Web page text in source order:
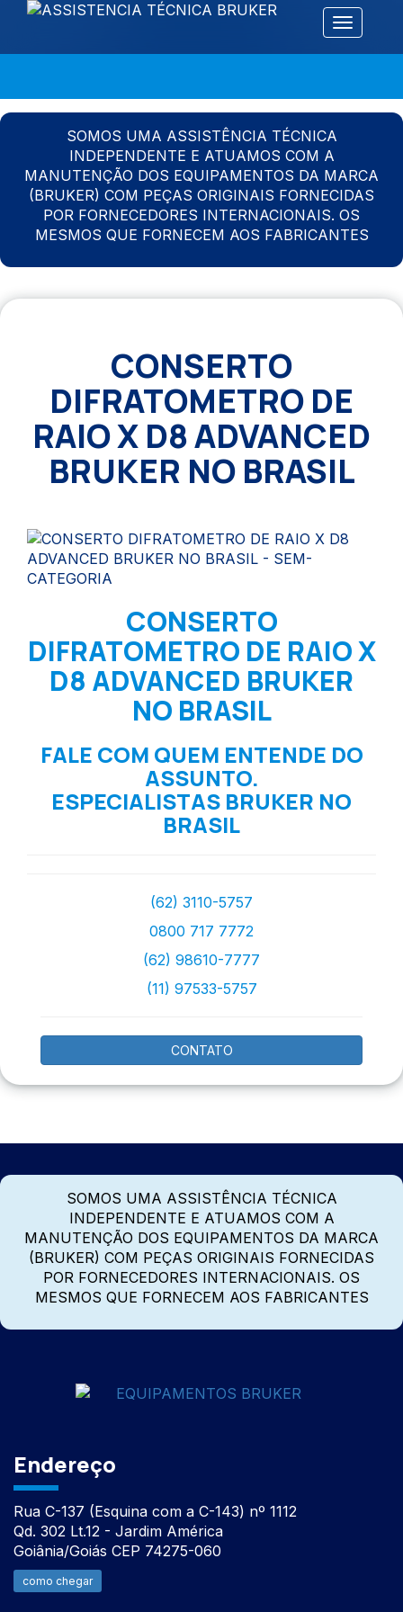
Alternar
SOMOS UMA ASSISTÊNCIA TÉCNICA
INDEPENDENTE E ATUAMOS COM A
MANUTENÇÃO DOS EQUIPAMENTOS DA MARCA
(BRUKER) COM PEÇAS ORIGINAIS FORNECIDAS
POR FORNECEDORES INTERNACIONAIS. OS
MESMOS QUE FORNECEM AOS FABRICANTES
CONSERTO
DIFRATOMETRO DE
RAIO X D8 ADVANCED
BRUKER NO BRASIL
CONSERTO
DIFRATOMETRO DE RAIO X
D8 ADVANCED BRUKER
NO BRASIL
FALE COM QUEM ENTENDE DO
ASSUNTO.
ESPECIALISTAS BRUKER NO
BRASIL
(62) 3110-5757
0800 717 7772
(62) 98610-7777
(11) 97533-5757
CONTATO
SOMOS UMA ASSISTÊNCIA TÉCNICA
INDEPENDENTE E ATUAMOS COM A
MANUTENÇÃO DOS EQUIPAMENTOS DA MARCA
(BRUKER) COM PEÇAS ORIGINAIS FORNECIDAS
POR FORNECEDORES INTERNACIONAIS. OS
MESMOS QUE FORNECEM AOS FABRICANTES
Endereço
Rua C-137 (Esquina com a C-143) nº 1112
Qd. 302 Lt.12 - Jardim América
Goiânia/Goiás CEP 74275-060
como chegar